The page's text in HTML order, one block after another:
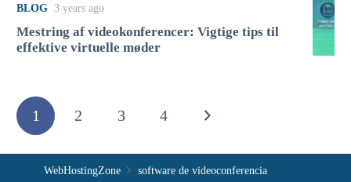
BLOG 3 years ago
Mestring af videokonferencer: Vigtige tips til
effektive virtuelle møder
1 2 3 4
WebHostingZone software de videoconferencia